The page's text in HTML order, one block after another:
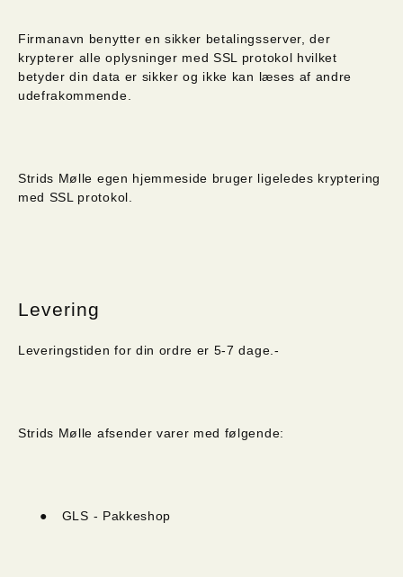
Firmanavn benytter en sikker betalingsserver, der
krypterer alle oplysninger med SSL protokol hvilket
betyder din data er sikker og ikke kan læses af andre
udefrakommende.
Strids Mølle egen hjemmeside bruger ligeledes kryptering
med SSL protokol.
Levering
Leveringstiden for din ordre er 5-7 dage.-
Strids Mølle afsender varer med følgende:
● GLS - Pakkeshop